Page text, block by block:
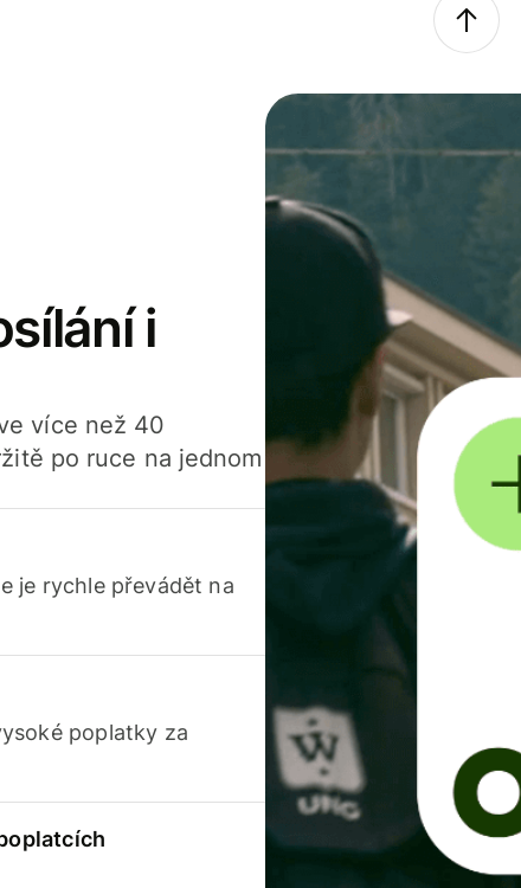
i
více než 40
po ruce na jednom
je rychle převádět na
poplatky za